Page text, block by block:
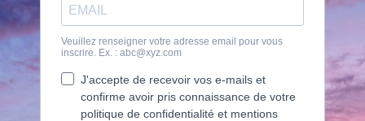
Veuillez renseigner votre adresse email pour vous
inscrire. Ex. : abc@xyz.com
J'accepte de recevoir vos e-mails et
confirme avoir pris connaissance de votre
politique de confidentialité et mentions